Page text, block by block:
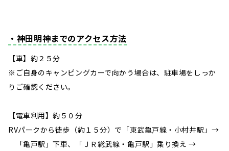
・神田明神までのアクセス方法
【車】約２５分
※ご自身のキャンピングカーで向かう場合は、駐車場をしっか
りご確認ください。
【電車利用】約５０分
RVパークから徒歩（約１５分）で「東武亀戸線・小村井駅」→
「亀戸駅」下車、「ＪＲ総武線・亀戸駅」乗り換え →